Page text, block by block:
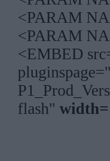
<PARAM
<PARAM
<EMBED
flash"